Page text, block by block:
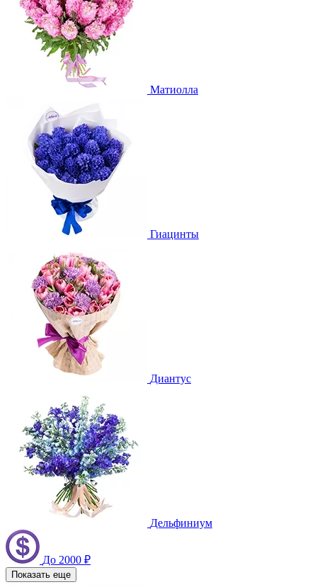
Матиолла
Гиацинты
Диантус
Дельфиниум
До 2000 ₽
Показать еще